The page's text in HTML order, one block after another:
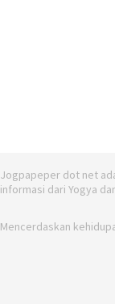
Jogpapeper dot net
informasi dari Yogya
Mencerdaskan